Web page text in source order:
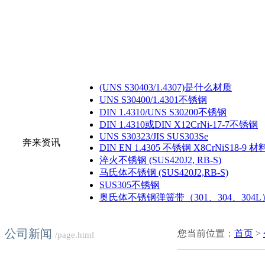
奔来资讯
(UNS S30403/1.4307)是什么材质
UNS S30400/1.4301不锈钢
DIN 1.4310/UNS S30200不锈钢
DIN 1.4310或DIN X12CrNi-17-7不锈钢
UNS S30323/JIS SUS303Se
DIN EN 1.4305 不锈钢 X8CrNiS18-9 材
淬火不锈钢 (SUS420J2, RB-S)
马氏体不锈钢 (SUS420J2,RB-S)
SUS305不锈钢
奥氏体不锈钢弹簧带（301、304、304L
公司新闻 /page.html 您当前位置： 首页 >